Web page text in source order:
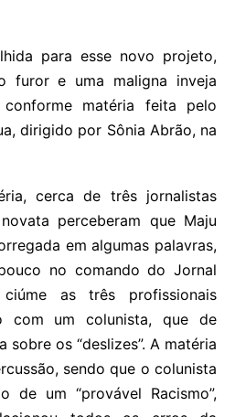
para esse novo projeto,
furor e uma maligna inveja
matéria feita pelo
dirigido por Sônia Abrão, na
cerca de três jornalistas
perceberam que Maju
em algumas palavras,
no comando do Jornal
as três profissionais
com um colunista, que de
os “deslizes”. A matéria
sendo que o colunista
de um “provável Racismo”,